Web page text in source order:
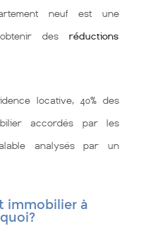
neuf est une
des réductions
locative, 40% des
accordés par les
analysés par un
immobilier à